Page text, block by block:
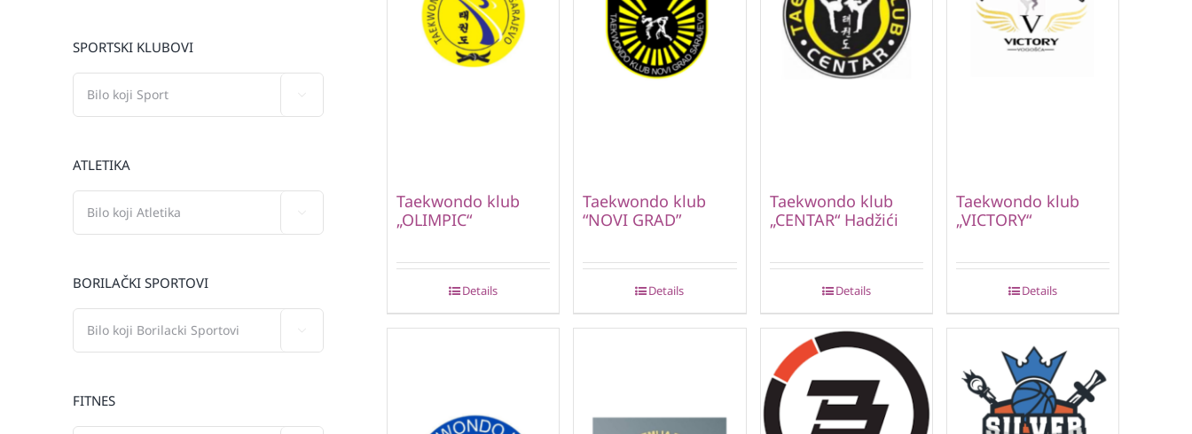
Taekwondo klub
„OLIMPIC“
Details
Taekwondo klub
“NOVI GRAD”
Details
Taekwondo klub
„CENTAR“ Hadžići
Details
Taekwondo klub
„VICTORY“
Details
SPORTSKI KLUBOVI
ATLETIKA
BORILAČKI SPORTOVI
FITNES